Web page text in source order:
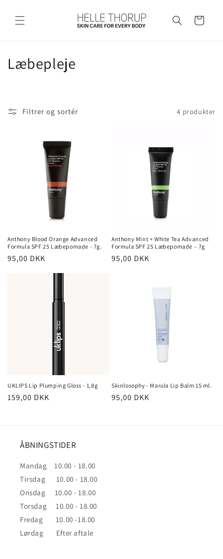
indhold
Indkøbskurv
K
n
:
Læbepleje
Filtrer og sortér 4 produkter
Anthony Blood Orange Advanced
Formula SPF 25 Læbepomade - 7g.
Normalpris
95,00 DKK
Anthony Mint + White Tea Advanced
Formula SPF 25 Læbepomade – 7g
Normalpris
95,00 DKK
UKLIPS Lip Plumping Gloss - 1,8g
Normalpris
159,00 DKK
Skinlosophy - Marula Lip Balm 15 ml.
Normalpris
95,00 DKK
ÅBNINGSTIDER
Mandag 10.00 - 18.00
Tirsdag 10.00 - 18.00
Onsdag 10.00 - 18.00
Torsdag 10.00 - 18.00
Fredag 10.00 -18.00
Lørdag Efter aftale